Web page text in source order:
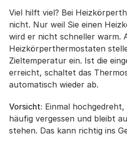
Viel hilft viel? Bei
nicht. Nur weil Sie einen
wird er nicht schneller warm.
Heizkörperthermostaten
Zieltemperatur ein. Ist die
erreicht, schaltet das
automatisch wieder ab.
Vorsicht: Einmal
häufig vergessen und bleibt
stehen. Das kann richtig ins